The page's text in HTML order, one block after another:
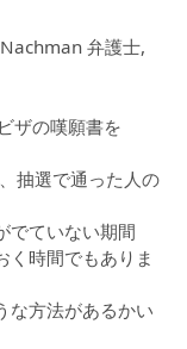
弁護士,
ザの嘆願書を
抽選で通った人の
でていない期間
く時間でもありま
な方法があるかい